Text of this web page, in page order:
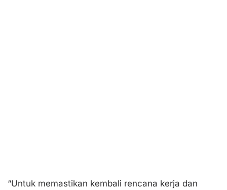
“Untuk memastikan kembali rencana kerja dan